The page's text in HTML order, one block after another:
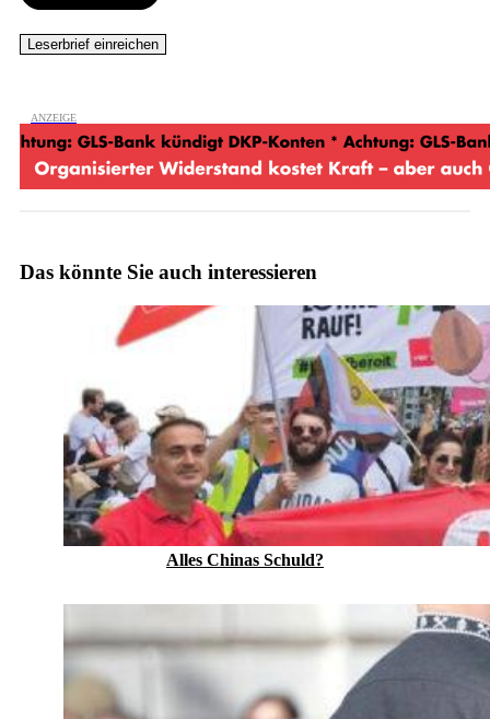
Das könnte Sie auch interessieren
Alles Chinas Schuld?